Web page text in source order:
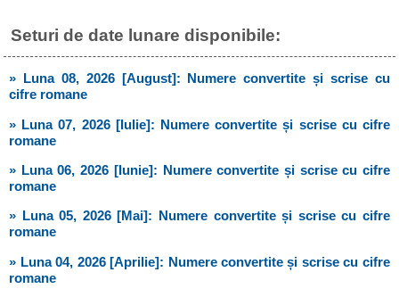
Seturi de date lunare disponibile:
» Luna 08, 2026 [August]: Numere convertite și scrise cu
cifre romane
» Luna 07, 2026 [Iulie]: Numere convertite și scrise cu cifre
romane
» Luna 06, 2026 [Iunie]: Numere convertite și scrise cu cifre
romane
» Luna 05, 2026 [Mai]: Numere convertite și scrise cu cifre
romane
» Luna 04, 2026 [Aprilie]: Numere convertite și scrise cu cifre
romane